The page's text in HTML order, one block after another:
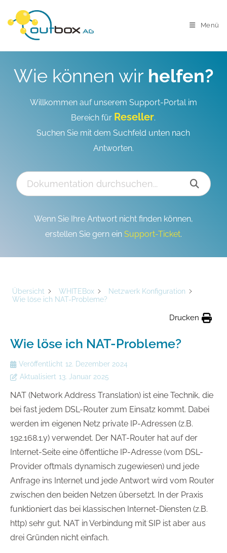
Menü
Wie können wir helfen?
Willkommen auf unserem Support-Portal im
Bereich für Reseller.
Suchen Sie mit dem Suchfeld unten nach
Antworten.
Wenn Sie Ihre Antwort nicht finden können,
erstellen Sie gern ein Support-Ticket.
Übersicht WHITEBox
Netzwerk Konfiguration
Wie löse ich NAT-Probleme?
Drucken
Wie löse ich NAT-Probleme?
Veröffentlicht 12. Dezember 2024
Aktualisiert 13. Januar 2025
NAT (Network Address Translation) ist eine Technik, die
bei fast jedem DSL-Router zum Einsatz kommt. Dabei
werden im eigenen Netz private IP-Adressen (z.B.
192.168.1.y) verwendet. Der NAT-Router hat auf der
Internet-Seite eine öffentliche IP-Adresse (vom DSL-
Provider oftmals dynamisch zugewiesen) und jede
Anfrage ins Internet und jede Antwort wird vom Router
zwischen den beiden Netzen übersetzt. In der Praxis
funktioniert das bei klassischen Internet-Diensten (z.B.
http) sehr gut. NAT in Verbindung mit SIP ist aber aus
drei Gründen nicht einfach.